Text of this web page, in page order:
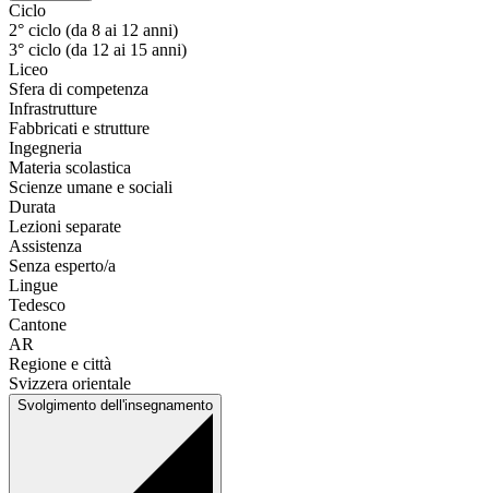
Ciclo
2° ciclo (da 8 ai 12 anni)
3° ciclo (da 12 ai 15 anni)
Liceo
Sfera di competenza
Infrastrutture
Fabbricati e strutture
Ingegneria
Materia scolastica
Scienze umane e sociali
Durata
Lezioni separate
Assistenza
Senza esperto/a
Lingue
Tedesco
Cantone
AR
Regione e città
Svizzera orientale
Svolgimento dell'insegnamento